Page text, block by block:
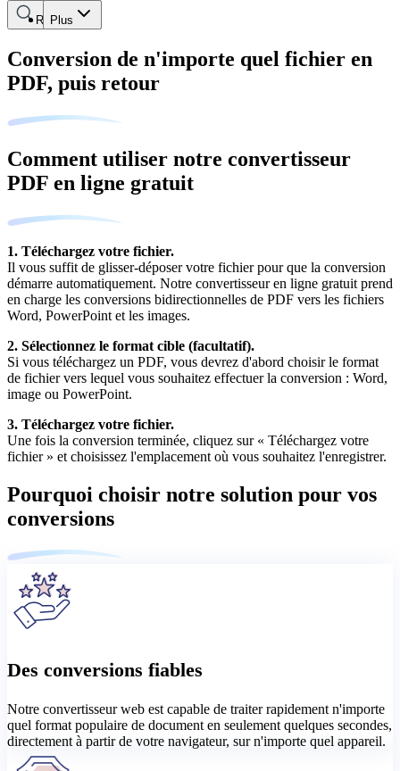
Plus
Rechercher
Conversion de n'importe quel fichier en
PDF, puis retour
Comment utiliser notre convertisseur
PDF en ligne gratuit
1. Téléchargez votre fichier.
Il vous suffit de glisser-déposer votre fichier pour que la conversion
démarre automatiquement. Notre convertisseur en ligne gratuit prend
en charge les conversions bidirectionnelles de PDF vers les fichiers
Word, PowerPoint et les images.
2. Sélectionnez le format cible (facultatif).
Si vous téléchargez un PDF, vous devrez d'abord choisir le format
de fichier vers lequel vous souhaitez effectuer la conversion : Word,
image ou PowerPoint.
3. Téléchargez votre fichier.
Une fois la conversion terminée, cliquez sur « Téléchargez votre
fichier » et choisissez l'emplacement où vous souhaitez l'enregistrer.
Pourquoi choisir notre solution pour vos
conversions
Des conversions fiables
Notre convertisseur web est capable de traiter rapidement n'importe
quel format populaire de document en seulement quelques secondes,
directement à partir de votre navigateur, sur n'importe quel appareil.